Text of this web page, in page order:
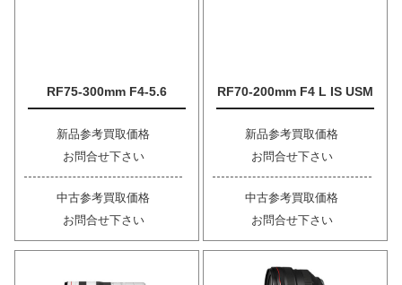
RF75-300mm F4-5.6
新品参考買取価格
お問合せ下さい
中古参考買取価格
お問合せ下さい
RF70-200mm F4 L IS USM
新品参考買取価格
お問合せ下さい
中古参考買取価格
お問合せ下さい